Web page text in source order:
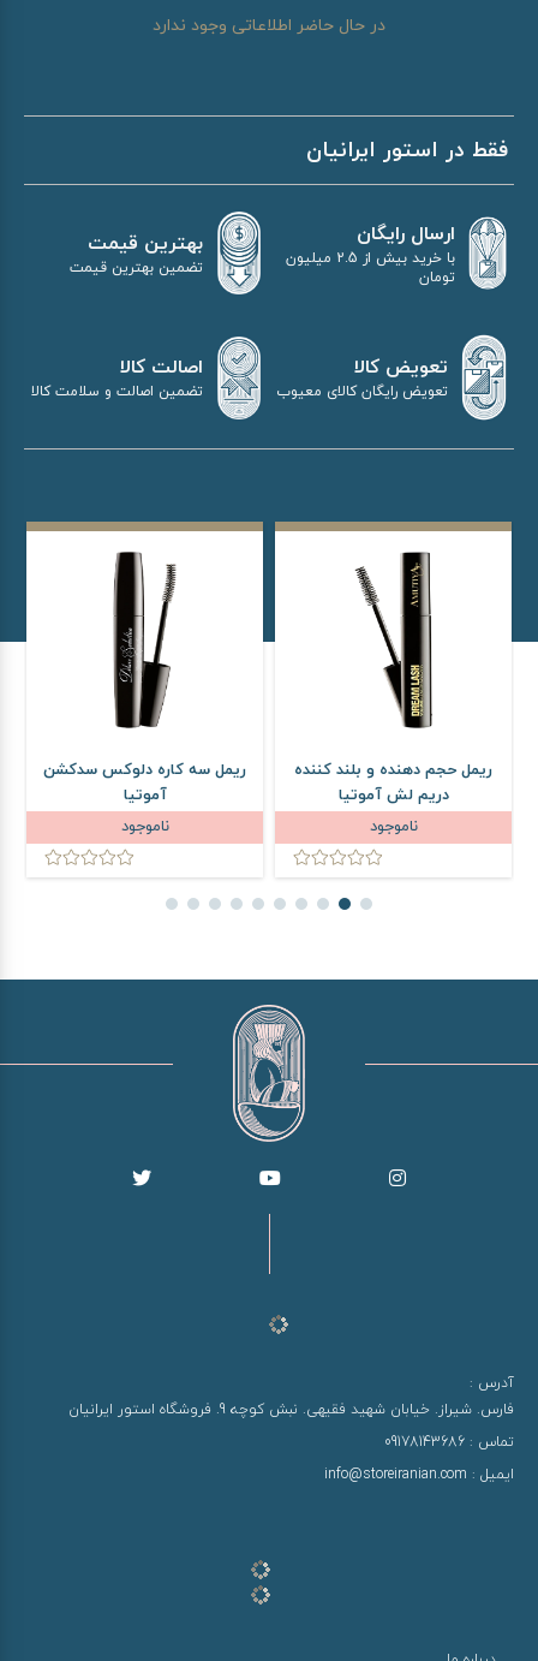
در حال حاضر اطلاعاتی وجود ندارد
فقط در استور ایرانیان
ارسال رایگان
با خرید بیش از 2.5 میلیون
تومان
بهترین قیمت
تضمین بهترین قیمت
تعویض کالا
تعویض رایگان کالای معیوب
اصالت کالا
تضمین اصالت و سلامت کالا
ریمل حجم دهنده و بلند کننده
دریم لش آموتیا
ناموجود
ریمل سه کاره دلوکس سدکشن
آموتیا
ناموجود
آدرس :
فارس. شیراز. خیابان شهید فقیهی. نبش کوچه 9. فروشگاه استور ایرانیان
تماس : 09178143686
ایمیل : info@storeiranian.com